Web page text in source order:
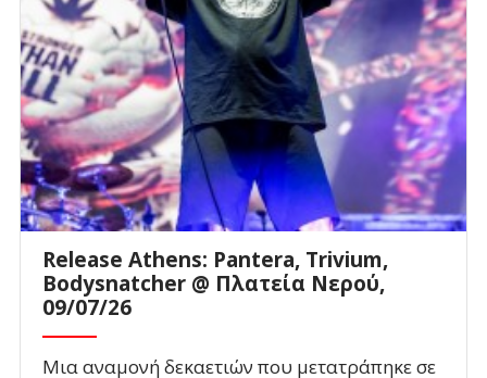
Release Athens: Pantera, Trivium,
Bodysnatcher @ Πλατεία Νερού,
09/07/26
Μια αναμονή δεκαετιών που μετατράπηκε σε